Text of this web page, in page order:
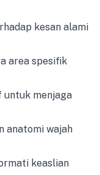
kesan alami
area spesifik
untuk menjaga
anatomi wajah
keaslian